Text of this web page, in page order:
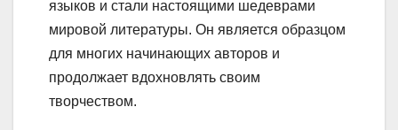
языков и стали настоящими шедеврами
мировой литературы. Он является образцом
для многих начинающих авторов и
продолжает вдохновлять своим
творчеством.